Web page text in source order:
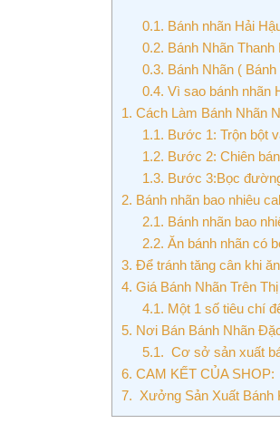
0.1. Bánh nhãn Hải
0.2. Bánh Nhãn Thanh
0.3. Bánh Nhãn (
0.4. Vì sao bánh nhãn
1. Cách Làm Bánh Nhãn
1.1. Bước 1: Trộn bột
1.2. Bước 2: Chiên
1.3. Bước 3:Bọc
2. Bánh nhãn bao nhiêu
2.1. Bánh nhãn bao
2.2. Ăn bánh nhãn có
3. Để tránh tăng cân khi
4. Giá Bánh Nhãn Trên
4.1. Một 1 số tiêu chí
5. Nơi Bán Bánh Nhãn
5.1. Cơ sở sản xuất
6. CAM KẾT CỦA SHOP:
7. Xưởng Sản Xuất Bánh